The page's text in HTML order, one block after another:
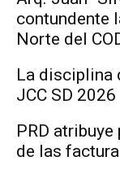
contundente
Norte del
La disciplina
JCC SD 2026
PRD
de las